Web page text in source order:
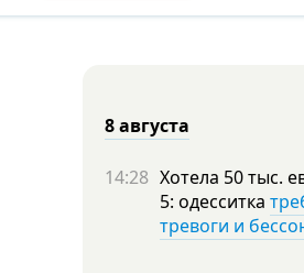
8 августа
14:28 Хотела 50 тыс.
5: одесситка
тревоги и